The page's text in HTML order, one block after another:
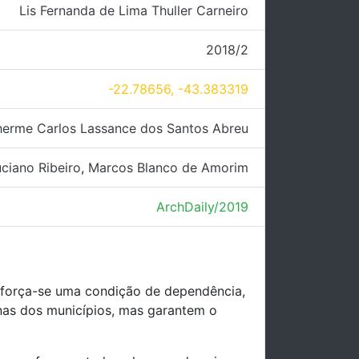
Lis Fernanda de Lima Thuller Carneiro
2018/2
-22.78656, -43.383319
Carlos Lassance dos Santos Abreu
Ribeiro, Marcos Blanco de Amorim
ArchDaily/2019
se uma condição de dependência,
dos municípios, mas garantem o